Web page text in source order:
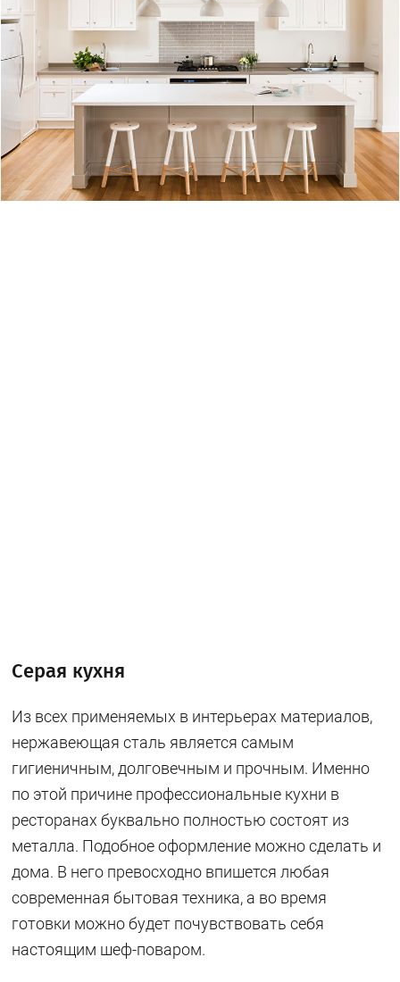
Серая кухня
Из всех применяемых в интерьерах материалов,
нержавеющая сталь является самым
гигиеничным, долговечным и прочным. Именно
по этой причине профессиональные кухни в
ресторанах буквально полностью состоят из
металла. Подобное оформление можно сделать и
дома. В него превосходно впишется любая
современная бытовая техника, а во время
готовки можно будет почувствовать себя
настоящим шеф-поваром.